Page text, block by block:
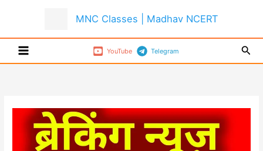
MNC Classes | Madhav NCERT
YouTube Telegram